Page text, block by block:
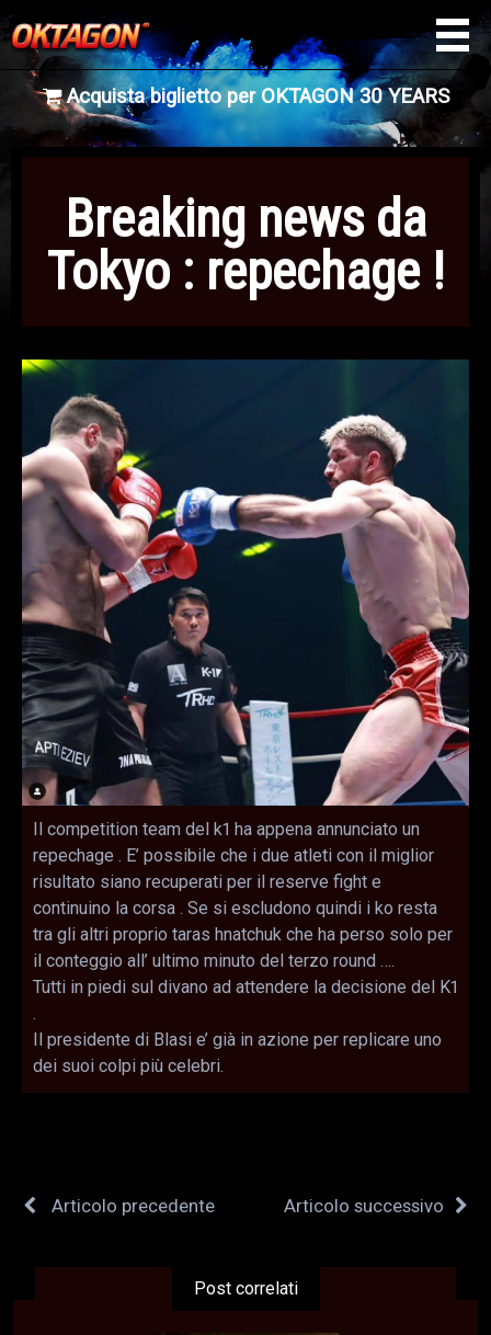
Acquista biglietto per OKTAGON 30 YEARS
Breaking news da
Tokyo : repechage !
Il competition team del k1 ha appena annunciato un
repechage . E’ possibile che i due atleti con il miglior
risultato siano recuperati per il reserve fight e
continuino la corsa . Se si escludono quindi i ko resta
tra gli altri proprio taras hnatchuk che ha perso solo per
il conteggio all’ ultimo minuto del terzo round ….
Tutti in piedi sul divano ad attendere la decisione del K1
.
Il presidente di Blasi e’ già in azione per replicare uno
dei suoi colpi più celebri.
Articolo precedente Articolo successivo
Post correlati